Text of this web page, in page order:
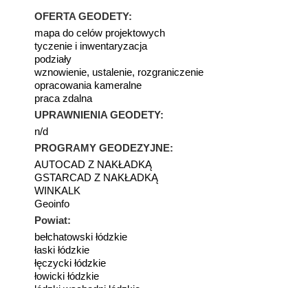
OFERTA GEODETY:
mapa do celów projektowych
tyczenie i inwentaryzacja
podziały
wznowienie, ustalenie, rozgraniczenie
opracowania kameralne
praca zdalna
UPRAWNIENIA GEODETY:
n/d
PROGRAMY GEODEZYJNE:
AUTOCAD Z NAKŁADKĄ
GSTARCAD Z NAKŁADKĄ
WINKALK
Geoinfo
Powiat:
bełchatowski łódzkie
łaski łódzkie
łęczycki łódzkie
łowicki łódzkie